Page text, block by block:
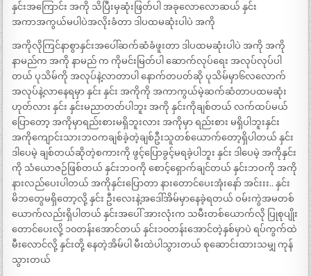
နှင်းအကြောင်း အကို သိပြီးမှဆုံးဖြတ်ပါ အခုလောလောဆယ် နှင်း
အကာအကွယ်မပါပဲအလိုးခံတာ ဒါပထမဆုံးပါပဲ အကို
အကိုလိုကြင်နာစွာနှင်းအပေါ်ဆက်ဆံခံဖူးတာ ဒါပထမဆုံးပါပဲ အကို အကို
နာမည်က အကို နာမည် က ကိုမင်းမြတ်ပါ ဆောက်လုပ်ရေး အလုပ်လုပ်ပါ
တယ် ပုသိမ်ကို အလုပ်နဲ့လာတာပါ နောက်တပတ်ဆို ပုသိမ်မှာ၆လလောက်
အလုပ်နဲ့လာနေရမှာ နှင်း နှင်း အကိုကို အကာကွယ်မဲ့ဆက်ဆံတာပထမဆုံး
ဟုတ်လား နှင်း နှင်းမညာတတ်ပါဘူး အကို နှင်းကိုချစ်တယ် လက်ထပ်မယ်
ပြောတော့ အကိုမှာရည်းစားမရှိဘူးလား အကိုမှာ ရည်းစား မရှိပါဘူးနှင်း
အကိုကျောင်းသားဘဝကချစ်ခဲ့တဲ့ချစ်ဦးသူတစ်ယောက်တော့ရှိပါတယ် နှင်း
ဒါပေမဲ့ ချစ်တယ်ဆိုတဲ့စကားကို ဖွင့်ပြောခွင့်မရခဲ့ပါဘူး နှင်း ဒါပေမဲ့ အကိုနှင်း
ကို သံယောဇဉ်ဖြစ်တယ် နှင်းဘဝကို စောင့်ရှောက်ချင်တယ် နှင်းဘဝကို အကို
နားလည်ပေးပါတယ် အကိုနှင်းပြောတာ နားတောင်ပေးအုံးနော် အင်းးး.. နှင်း
မိဘတွေမရှိတော့လို့ နှင်း ဦးလေးနဲ့အဒေါ်အိမ်မှာနေခဲ့ရတယ် ဝမ်းကွဲအမတစ်
ယောက်လည်းရှိပါတယ် နှင်းအပေါ် အားလုံးက သမီးတစ်ယောက်လို ပြုစုပျိုး
တောင်ပေးလို့ ၁၀တန်းအောင်တယ် နှင်း၁၀တန်းအောင်တဲ့နှစ်မှာပဲ ရပ်ကွက်ထဲ
မီးလောင်လို့ နှင်းတို့ နေတဲ့အိမ်ပါ မီးထဲပါသွားတယ် စုဆောင်းထားသမျှ ကုန်
သွားတယ်